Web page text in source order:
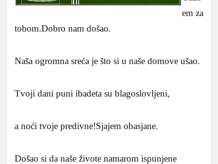
em za
tobom.Dobro nam došao.
Naša ogromna sreća je što si u naše domove ušao.
Tvoji dani puni ibadeta su blagoslovljeni,
a noći tvoje predivne!Sjajem obasjane.
Došao si da naše živote namarom ispunjene